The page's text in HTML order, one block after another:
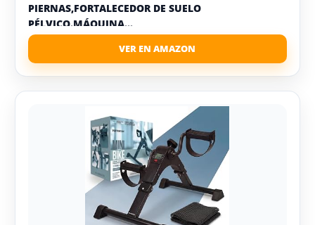
PIERNAS,FORTALECEDOR DE SUELO
PÉLVICO.MÁQUINA...